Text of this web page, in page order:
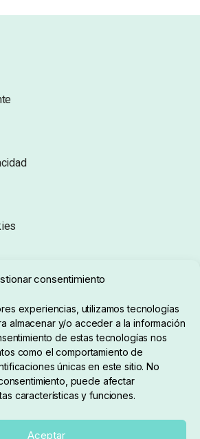
consentimiento
experiencias, utilizamos tecnologías
almacenar y/o acceder a la información
de estas tecnologías nos
como el comportamiento de
únicas en este sitio. No
puede afectar
características y funciones.
Aceptar